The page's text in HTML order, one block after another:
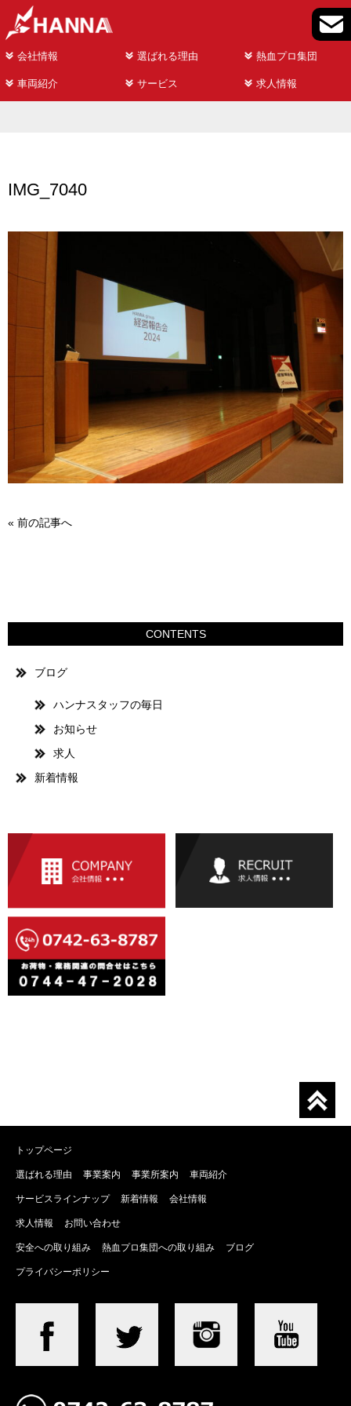
会社情報 選ばれる理由 熱血プロ集団
車両紹介 サービス 求人情報
IMG_7040
« 前の記事へ
CONTENTS
ブログ
ハンナスタッフの毎日
お知らせ
求人
新着情報
トップページ
選ばれる理由 事業案内 事業所案内 車両紹介
サービスラインナップ 新着情報 会社情報
求人情報 お問い合わせ
安全への取り組み 熱血プロ集団への取り組み ブログ
プライバシーポリシー